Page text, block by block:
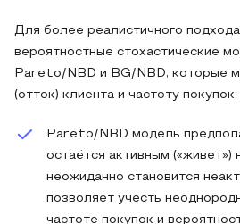
Для более реалистичного
вероятностные стохастические
Pareto/NBD и BG/NBD, которые
(отток) клиента и частоту покупок:
Pareto/NBD модель
остаётся активным («живет»)
неожиданно становится
позволяет учесть
частоте покупок и